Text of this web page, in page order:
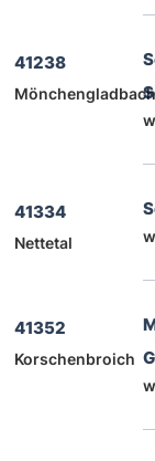
41238
Mönchengladbach
41334
Nettetal
41352
Korschenbroich